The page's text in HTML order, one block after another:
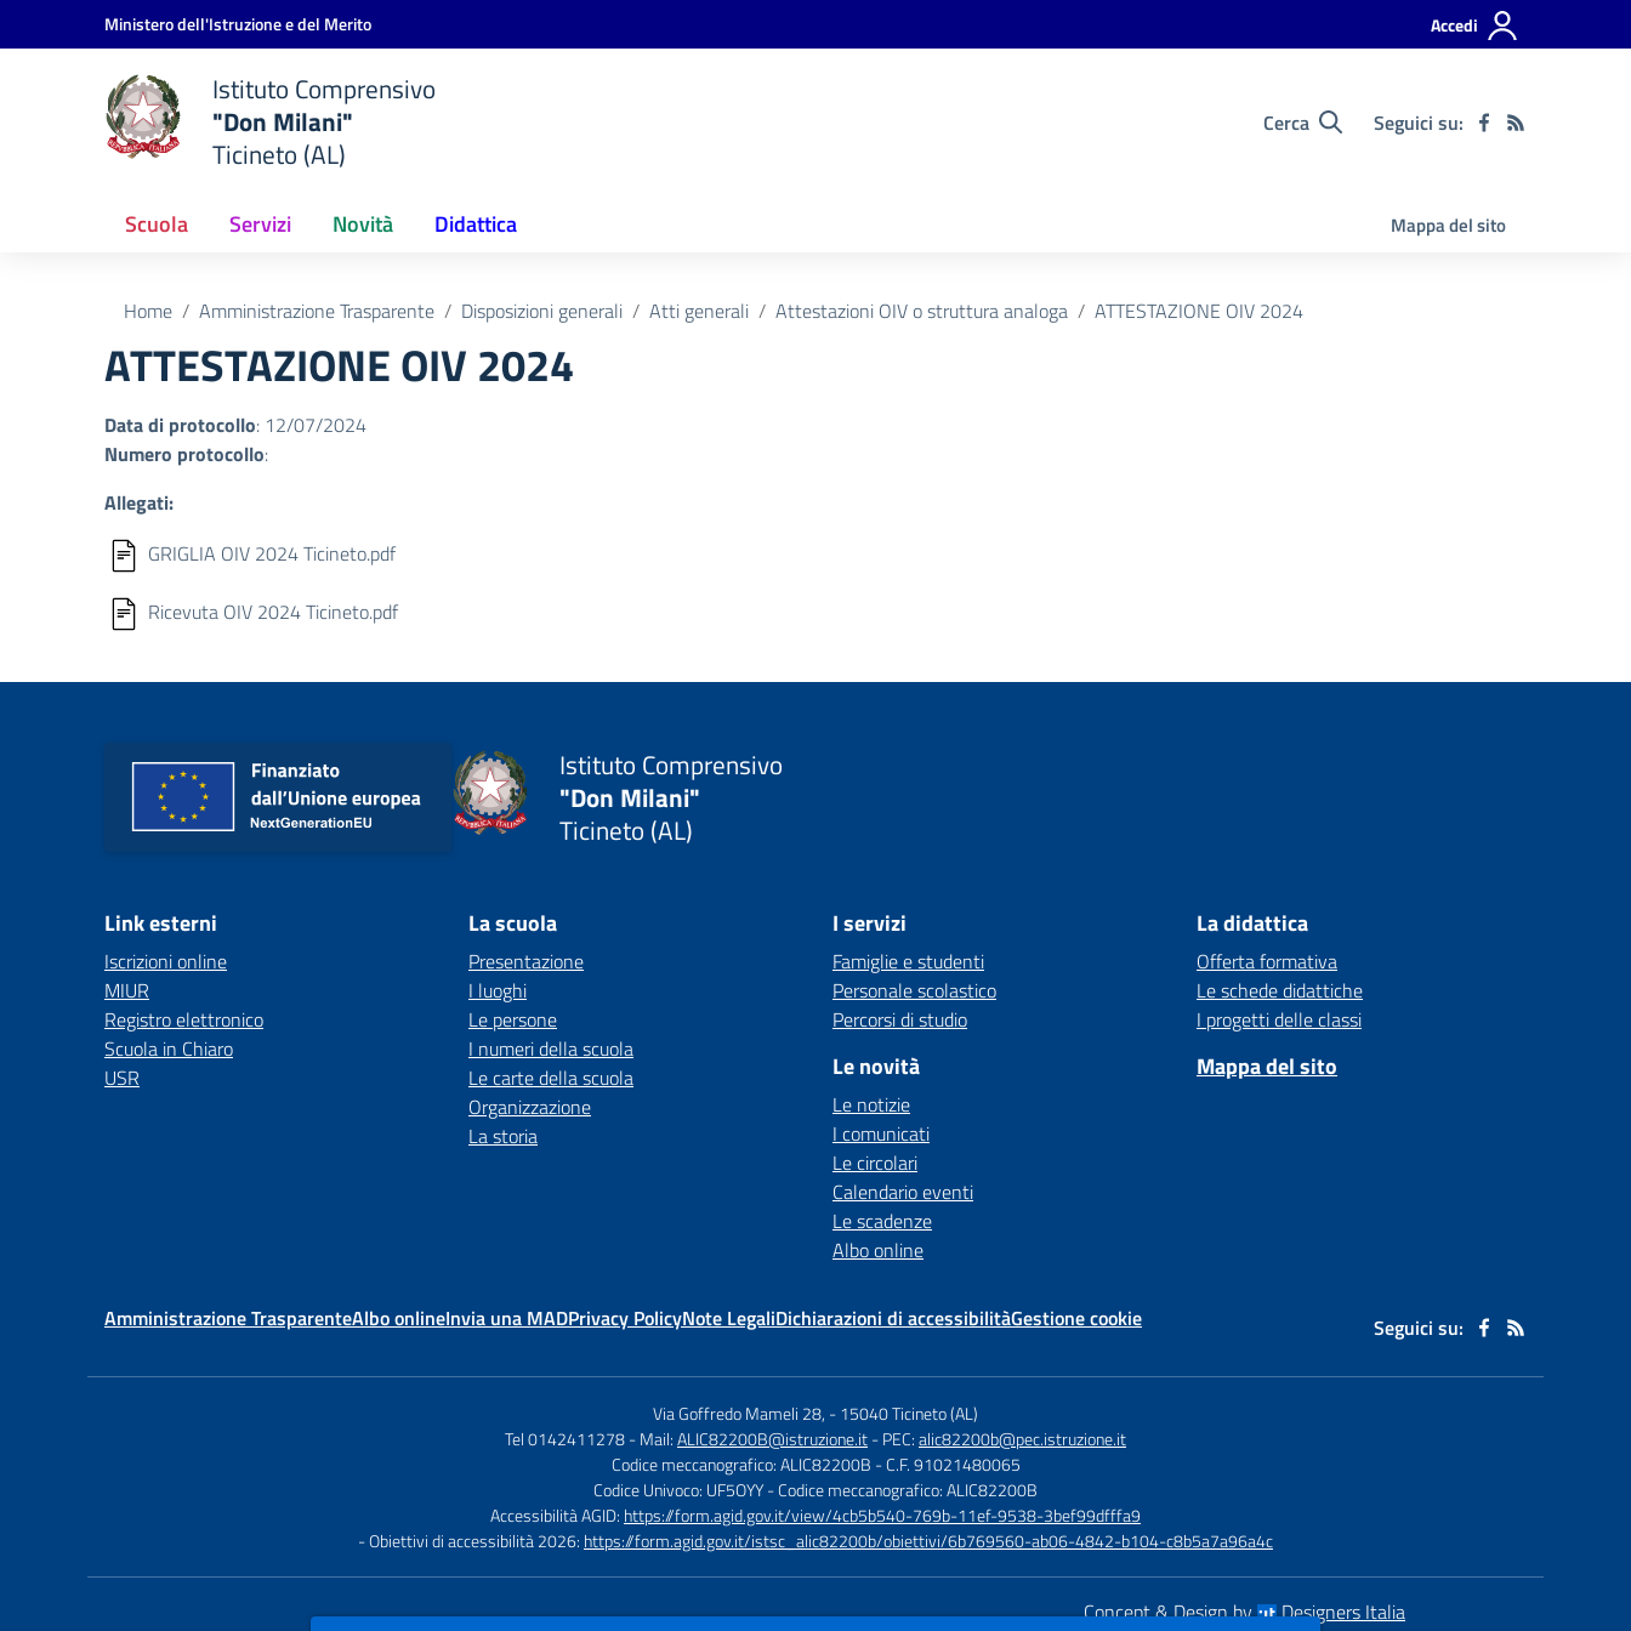
Vai ai contenuti
Vai al menu di navigazioneMinistero dell'Istruzione e del Merito Accedi
Istituto Comprensivo
"Don Milani"
Ticineto (AL)
Cerca Seguici su:
Scuola Servizi Novità Didattica Mappa del sito
Home Amministrazione Trasparente Disposizioni generali Atti generali Attestazioni OIV o struttura analoga ATTESTAZIONE OIV 2024
ATTESTAZIONE OIV 2024
Data di protocollo: 12/07/2024
Numero protocollo:
Allegati:
GRIGLIA OIV 2024 Ticineto.pdf
Ricevuta OIV 2024 Ticineto.pdf
Istituto Comprensivo
"Don Milani"
Ticineto (AL)
Link esterni
Iscrizioni online
MIUR
Registro elettronico
Scuola in Chiaro
USR
La scuola
Presentazione
I luoghi
Le persone
I numeri della scuola
Le carte della scuola
Organizzazione
La storia
I servizi
Famiglie e studenti
Personale scolastico
Percorsi di studio
Le novità
Le notizie
I comunicati
Le circolari
Calendario eventi
Le scadenze
Albo online
La didattica
Offerta formativa
Le schede didattiche
I progetti delle classi
Mappa del sito
Amministrazione TrasparenteAlbo onlineInvia una MADPrivacy PolicyNote LegaliDichiarazioni di accessibilitàGestione cookie Seguici su:
Via Goffredo Mameli 28, -15040 Ticineto (AL)
Tel 0142411278- Mail:ALIC82200B@istruzione.it- PEC:alic82200b@pec.istruzione.it
Codice meccanografico: ALIC82200B - C.F. 91021480065
Codice Univoco: UF5OYY- Codice meccanografico: ALIC82200B
Accessibilità AGID: https://form.agid.gov.it/view/4cb5b540-769b-11ef-9538-3bef99dfffa9
- Obiettivi di accessibilità 2026: https://form.agid.gov.it/istsc_alic82200b/obiettivi/6b769560-ab06-4842-b104-c8b5a7a96a4c
Concept & Design by
Designers Italia